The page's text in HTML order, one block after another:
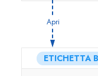
Apri
ETICHETTA